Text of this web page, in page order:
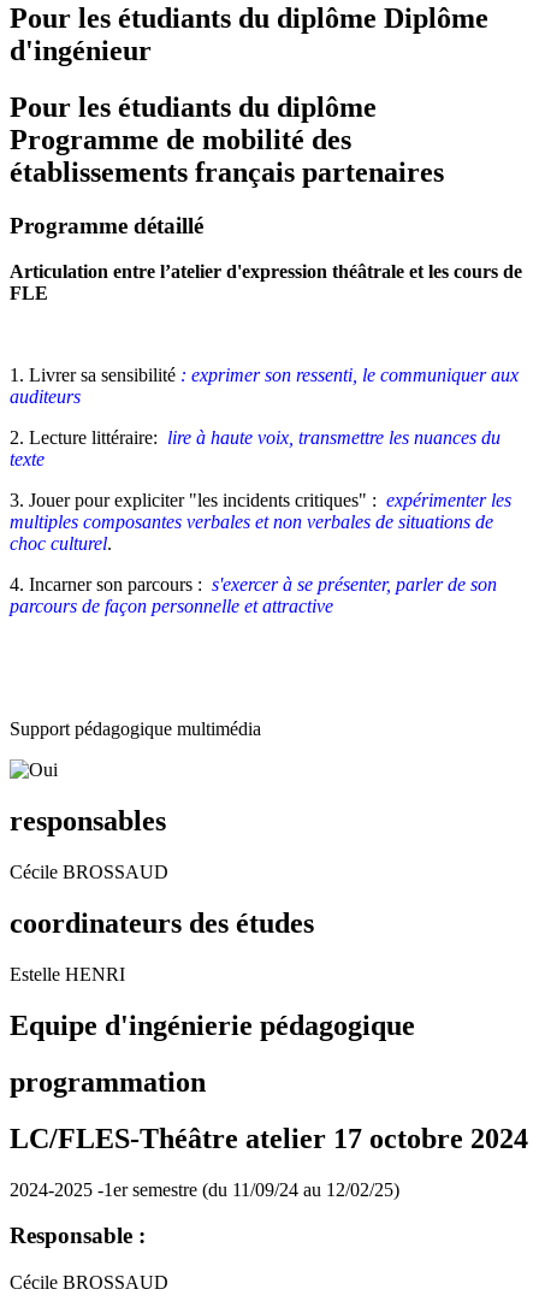
Pour les étudiants du diplôme Diplôme
d'ingénieur
Pour les étudiants du diplôme
Programme de mobilité des
établissements français partenaires
Programme détaillé
Articulation entre l’atelier d'expression théâtrale et les cours de
FLE
1. Livrer sa sensibilité : exprimer son ressenti, le communiquer aux
auditeurs
2. Lecture littéraire: lire à haute voix, transmettre les nuances du
texte
3. Jouer pour expliciter "les incidents critiques" : expérimenter les
multiples composantes verbales et non verbales de situations de
choc culturel.
4. Incarner son parcours : s'exercer à se présenter, parler de son
parcours de façon personnelle et attractive
Support pédagogique multimédia
responsables
Cécile BROSSAUD
coordinateurs des études
Estelle HENRI
Equipe d'ingénierie pédagogique
programmation
LC/FLES-Théâtre atelier 17 octobre 2024
2024-2025 -1er semestre (du 11/09/24 au 12/02/25)
Responsable :
Cécile BROSSAUD